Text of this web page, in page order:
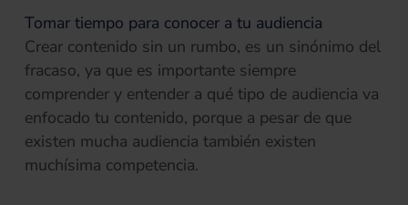
Tomar tiempo para conocer a tu audiencia
Crear contenido sin un rumbo, es un sinónimo del
fracaso, ya que es importante siempre
comprender y entender a qué tipo de audiencia va
enfocado tu contenido, porque a pesar de que
existen mucha audiencia también existen
muchísima competencia.